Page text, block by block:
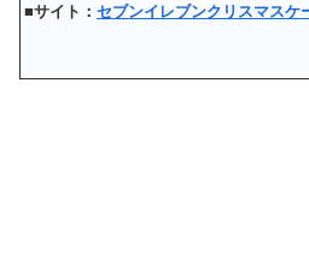
■サイト： セブンイレブンクリスマス